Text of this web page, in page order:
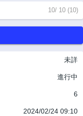
10/ 10 (10)
未詳
進行中
6
2024/02/24 09:10